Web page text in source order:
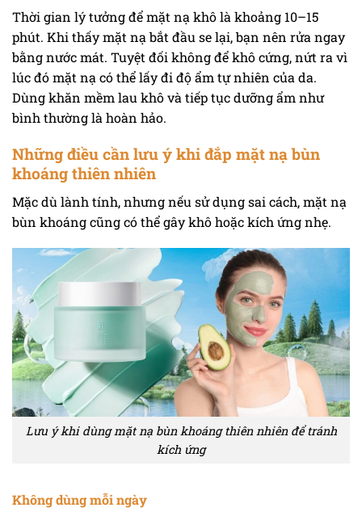
Thời gian lý tưởng để mặt nạ khô là khoảng 10–15
phút. Khi thấy mặt nạ bắt đầu se lại, bạn nên rửa ngay
bằng nước mát. Tuyệt đối không để khô cứng, nứt ra vì
lúc đó mặt nạ có thể lấy đi độ ẩm tự nhiên của da.
Dùng khăn mềm lau khô và tiếp tục dưỡng ẩm như
bình thường là hoàn hảo.
Những điều cần lưu ý khi đắp mặt nạ bùn
khoáng thiên nhiên
Mặc dù lành tính, nhưng nếu sử dụng sai cách, mặt nạ
bùn khoáng cũng có thể gây khô hoặc kích ứng nhẹ.
Lưu ý khi dùng mặt nạ bùn khoáng thiên nhiên để tránh
kích ứng
Không dùng mỗi ngày